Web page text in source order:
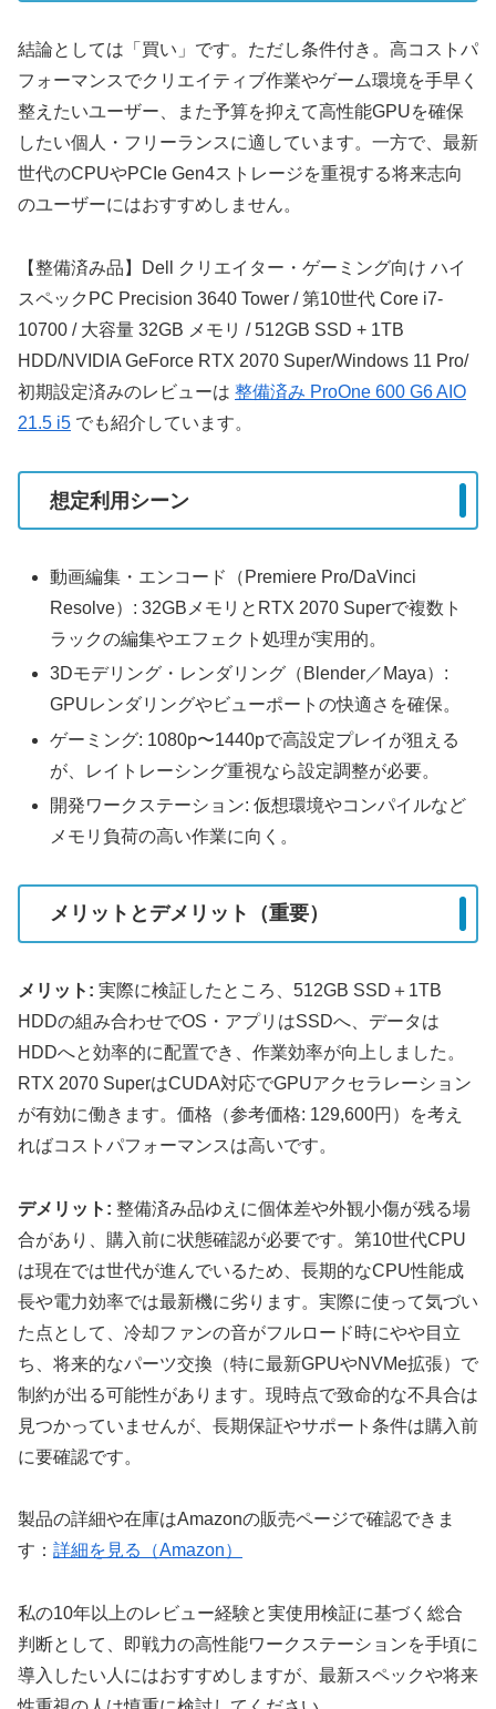
結論としては「買い」です。ただし条件付き。高コストパ
フォーマンスでクリエイティブ作業やゲーム環境を手早く
整えたいユーザー、また予算を抑えて高性能GPUを確保
したい個人・フリーランスに適しています。一方で、最新
世代のCPUやPCIe Gen4ストレージを重視する将来志向
のユーザーにはおすすめしません。
【整備済み品】Dell クリエイター・ゲーミング向け ハイ
スペックPC Precision 3640 Tower / 第10世代 Core i7-
10700 / 大容量 32GB メモリ / 512GB SSD + 1TB
HDD/NVIDIA GeForce RTX 2070 Super/Windows 11 Pro/
初期設定済みのレビューは 整備済み ProOne 600 G6 AIO
21.5 i5 でも紹介しています。
想定利用シーン
動画編集・エンコード（Premiere Pro/DaVinci
Resolve）: 32GBメモリとRTX 2070 Superで複数ト
ラックの編集やエフェクト処理が実用的。
3Dモデリング・レンダリング（Blender／Maya）:
GPUレンダリングやビューポートの快適さを確保。
ゲーミング: 1080p〜1440pで高設定プレイが狙える
が、レイトレーシング重視なら設定調整が必要。
開発ワークステーション: 仮想環境やコンパイルなど
メモリ負荷の高い作業に向く。
メリットとデメリット（重要）
メリット: 実際に検証したところ、512GB SSD＋1TB
HDDの組み合わせでOS・アプリはSSDへ、データは
HDDへと効率的に配置でき、作業効率が向上しました。
RTX 2070 SuperはCUDA対応でGPUアクセラレーション
が有効に働きます。価格（参考価格: 129,600円）を考え
ればコストパフォーマンスは高いです。
デメリット: 整備済み品ゆえに個体差や外観小傷が残る場
合があり、購入前に状態確認が必要です。第10世代CPU
は現在では世代が進んでいるため、長期的なCPU性能成
長や電力効率では最新機に劣ります。実際に使って気づい
た点として、冷却ファンの音がフルロード時にやや目立
ち、将来的なパーツ交換（特に最新GPUやNVMe拡張）で
制約が出る可能性があります。現時点で致命的な不具合は
見つかっていませんが、長期保証やサポート条件は購入前
に要確認です。
製品の詳細や在庫はAmazonの販売ページで確認できま
す： 詳細を見る（Amazon）
私の10年以上のレビュー経験と実使用検証に基づく総合
判断として、即戦力の高性能ワークステーションを手頃に
導入したい人にはおすすめしますが、最新スペックや将来